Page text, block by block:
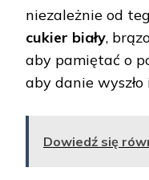
niezależnie od
cukier biały,
aby pamiętać o
aby danie wyszło
Dowiedź się